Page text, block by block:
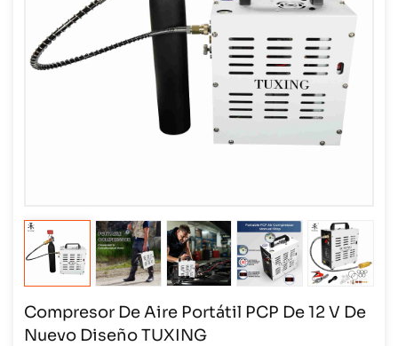
Compresor De Aire Portátil PCP De 12 V De
Nuevo Diseño TUXING